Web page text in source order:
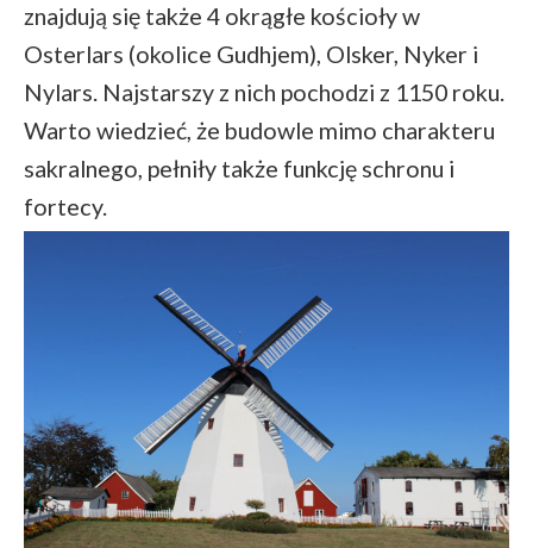
znajdują się także 4 okrągłe kościoły w
Osterlars (okolice Gudhjem), Olsker, Nyker i
Nylars. Najstarszy z nich pochodzi z 1150 roku.
Warto wiedzieć, że budowle mimo charakteru
sakralnego, pełniły także funkcję schronu i
fortecy.